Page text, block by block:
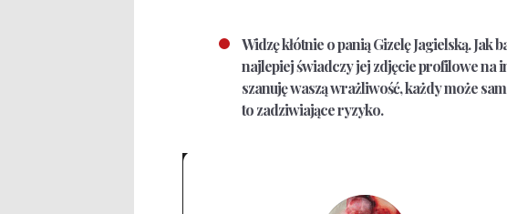
Widzę kłótnie o panią Gizelę Jagielską.
najlepiej świadczy jej zdjęcie profilowe na
szanuję waszą wrażliwość, każdy może
to zadziwiające ryzyko.